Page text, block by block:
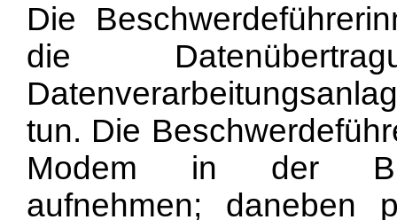
Die
die
tun. Die
Modem in der
aufnehmen;